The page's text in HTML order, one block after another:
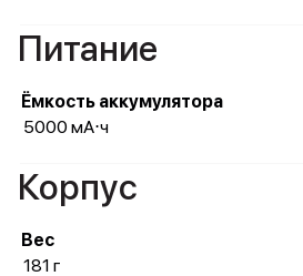
Питание
Ёмкость аккумулятора
5000 мА⋅ч
Корпус
Вес
181 г